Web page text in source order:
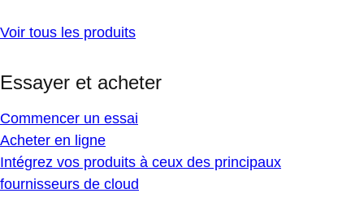
Voir tous les produits
Essayer et acheter
Commencer un essai
Acheter en ligne
Intégrez vos produits à ceux des principaux
fournisseurs de cloud